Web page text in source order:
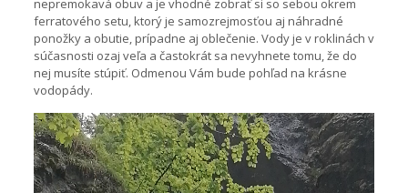
nepremokavá obuv a je vhodné zobrať si so sebou okrem
ferratového setu, ktorý je samozrejmosťou aj náhradné
ponožky a obutie, prípadne aj oblečenie. Vody je v roklinách v
súčasnosti ozaj veľa a častokrát sa nevyhnete tomu, že do
nej musíte stúpiť. Odmenou Vám bude pohľad na krásne
vodopády.
Video
prehrávač